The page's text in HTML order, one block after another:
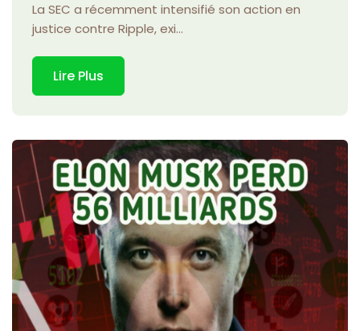
La SEC a récemment intensifié son action en
justice contre Ripple, exi...
Lire Plus